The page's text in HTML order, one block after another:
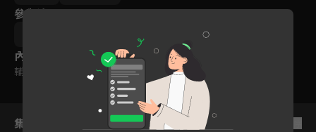
丑」的陰謀。
參與演員
內容標籤
輔導十二歲級
集數列表